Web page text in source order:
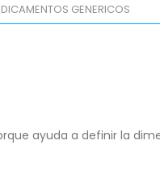
GENERICOS
ayuda a definir la